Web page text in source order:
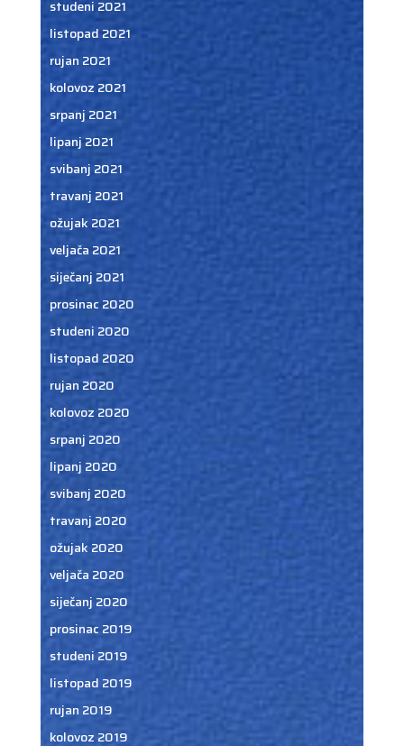
studeni 2021
listopad 2021
rujan 2021
kolovoz 2021
srpanj 2021
lipanj 2021
svibanj 2021
travanj 2021
ožujak 2021
veljača 2021
siječanj 2021
prosinac 2020
studeni 2020
listopad 2020
rujan 2020
kolovoz 2020
srpanj 2020
lipanj 2020
svibanj 2020
travanj 2020
ožujak 2020
veljača 2020
siječanj 2020
prosinac 2019
studeni 2019
listopad 2019
rujan 2019
kolovoz 2019